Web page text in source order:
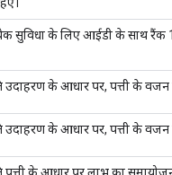
सुविधा के लिए आईडी के साथ
उदाहरण के आधार पर, पत्ती के
उदाहरण के आधार पर, पत्ती के